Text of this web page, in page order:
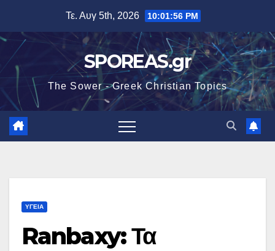
περιεχόμενο
Τε. Αυγ 5th, 2026 10:01:57 PM
SPOREAS.gr
The Sower - Greek Christian Topics
ΥΓΕΙΑ
Ranbaxy: Τα